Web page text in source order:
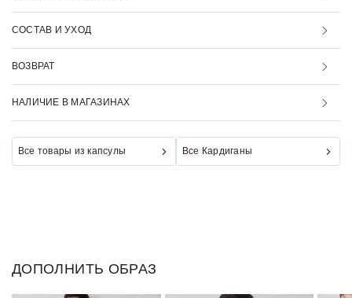
СОСТАВ И УХОД
ВОЗВРАТ
НАЛИЧИЕ В МАГАЗИНАХ
Все товары из капсулы Все Кардиганы
ДОПОЛНИТЬ ОБРАЗ